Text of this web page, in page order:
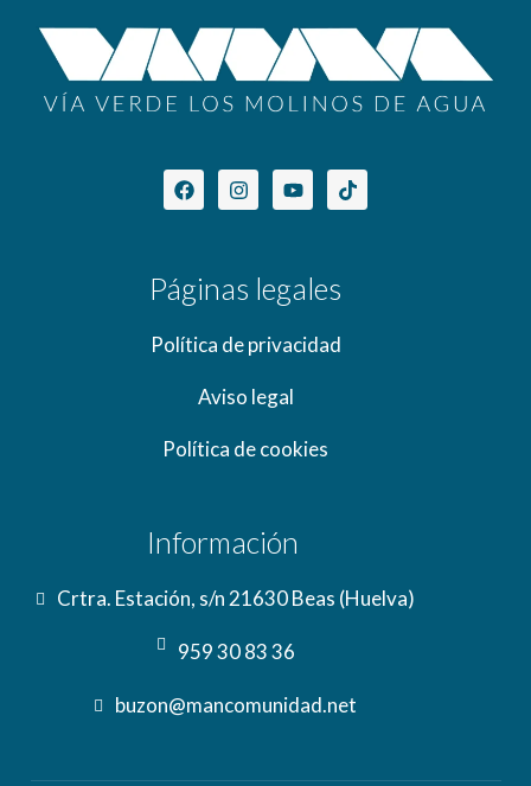
Páginas legales
Política de privacidad
Aviso legal
Política de cookies
Información
Crtra. Estación, s/n 21630 Beas (Huelva)
959 30 83 36
buzon@mancomunidad.net